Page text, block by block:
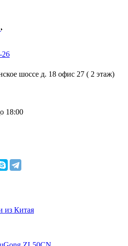
26
шоссе д. 18 офис 27 ( 2 этаж)
18:00
из Китая